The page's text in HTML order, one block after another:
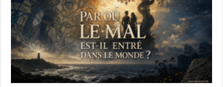
de suffisance, de vaine curiosité, de légèreté ;
préserve-moi de tout scandale, de toute erreur,
de tout ce qui pourrait altérer ma foi, troubler
la lucidité de mon intelligence, la pureté